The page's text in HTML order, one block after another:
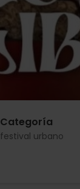
Categoría
festival urbano